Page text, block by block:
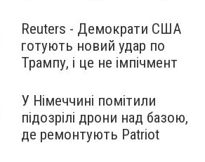
Reuters - Демократи США
готують новий удар по
Трампу, і це не імпічмент
У Німеччині помітили
підозрілі дрони над базою,
де ремонтують Patriot